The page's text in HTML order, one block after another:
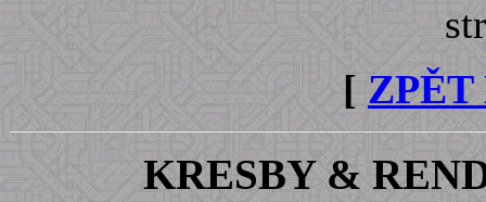
[
KRESBY &